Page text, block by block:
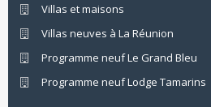
Villas et maisons
Villas neuves à La Réunion
Programme neuf Le Grand Bleu
Programme neuf Lodge Tamarins